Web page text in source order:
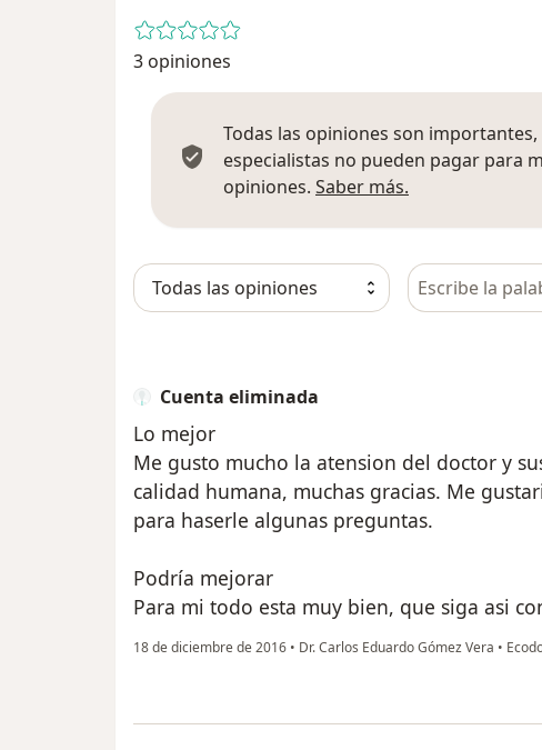
3 opiniones
Todas las opiniones son
especialistas no pueden pagar para
opiniones. Saber más.
Busca en
Cuenta eliminada
Lo mejor
Me gusto mucho la atension del doctor y
calidad humana, muchas gracias. Me
para haserle algunas preguntas.
Podría mejorar
Para mi todo esta muy bien, que siga asi
18 de diciembre de 2016 • Dr. Carlos Eduardo Gómez Vera •